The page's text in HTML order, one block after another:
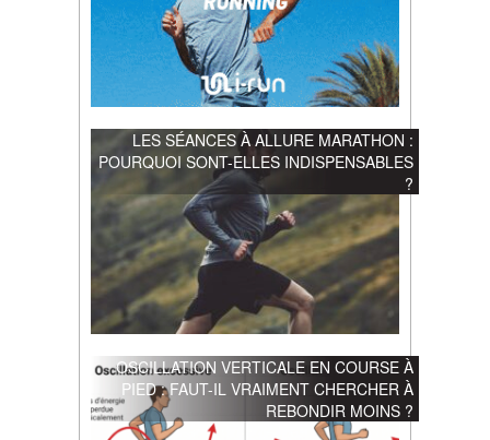
LES SÉANCES À ALLURE MARATHON :
POURQUOI SONT-ELLES INDISPENSABLES
?
OSCILLATION VERTICALE EN COURSE À
PIED : FAUT-IL VRAIMENT CHERCHER À
REBONDIR MOINS ?